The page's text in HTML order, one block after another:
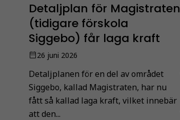
Detaljplan för Magistraten
(tidigare förskola
Siggebo) får laga kraft
26 juni 2026
Detaljplanen för en del av området
Siggebo, kallad Magistraten, har nu
fått så kallad laga kraft, vilket innebär
att den...